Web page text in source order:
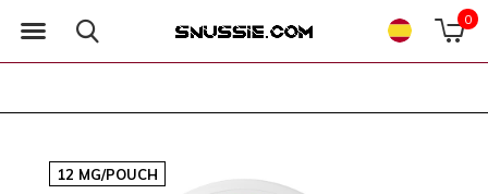
0
12 MG/POUCH